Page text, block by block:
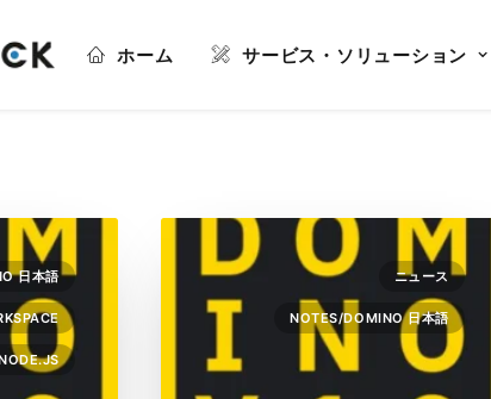
ホーム サービス・ソリューション
日本語 ニュース
NOTES/DOMINO 日本語